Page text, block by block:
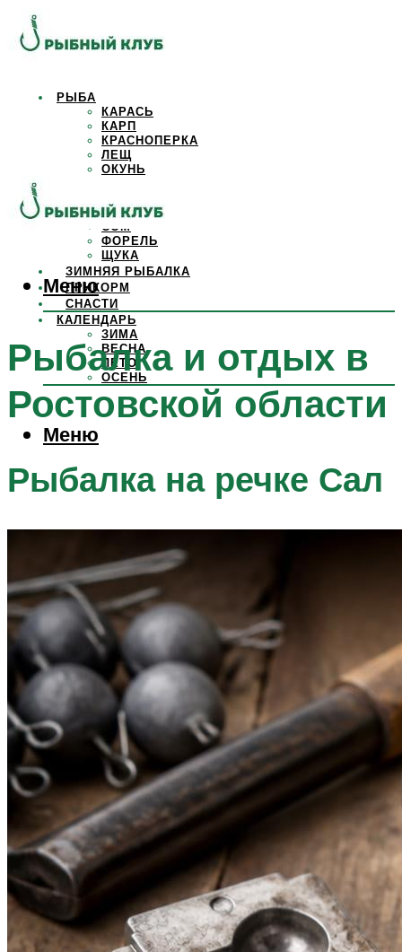
РЫБА
КАРАСЬ
КАРП
КРАСНОПЕРКА
ЛЕЩ
ОКУНЬ
САЗАН
СОМ
ФОРЕЛЬ
ЩУКА
ЗИМНЯЯ РЫБАЛКА
ПРИКОРМ
СНАСТИ
КАЛЕНДАРЬ
ЗИМА
ВЕСНА
ЛЕТО
ОСЕНЬ
Меню
Меню
Рыбалка и отдых в
Ростовской области
Рыбалка на речке Сал